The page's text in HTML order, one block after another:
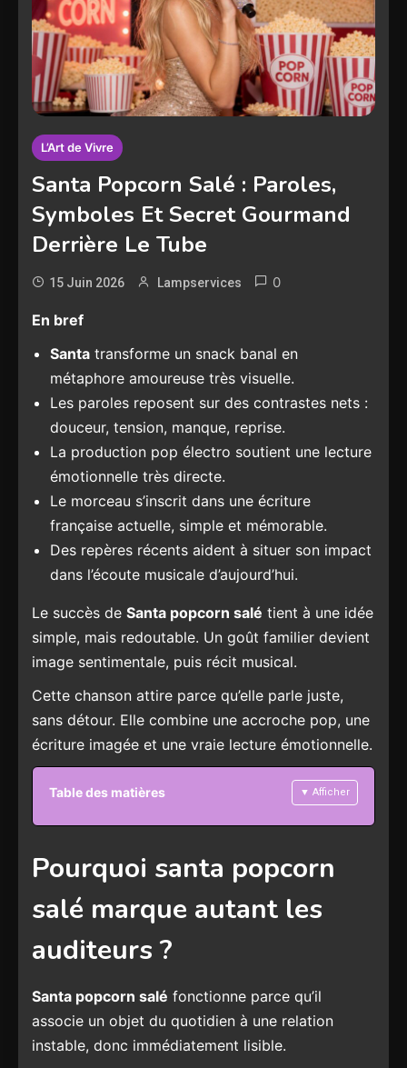
L’Art de Vivre
Santa Popcorn Salé : Paroles,
Symboles Et Secret Gourmand
Derrière Le Tube
15 Juin 2026 Lampservices 0
En bref
Santa transforme un snack banal en
métaphore amoureuse très visuelle.
Les paroles reposent sur des contrastes nets :
douceur, tension, manque, reprise.
La production pop électro soutient une lecture
émotionnelle très directe.
Le morceau s’inscrit dans une écriture
française actuelle, simple et mémorable.
Des repères récents aident à situer son impact
dans l’écoute musicale d’aujourd’hui.
Le succès de Santa popcorn salé tient à une idée
simple, mais redoutable. Un goût familier devient
image sentimentale, puis récit musical.
Cette chanson attire parce qu’elle parle juste,
sans détour. Elle combine une accroche pop, une
écriture imagée et une vraie lecture émotionnelle.
Table des matières ▼ Afficher
Pourquoi santa popcorn
salé marque autant les
auditeurs ?
Santa popcorn salé fonctionne parce qu’il
associe un objet du quotidien à une relation
instable, donc immédiatement lisible.